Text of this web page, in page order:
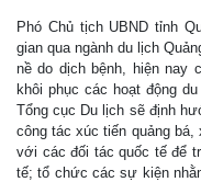
Phó Chủ tịch UBND tỉnh
gian qua ngành du lịch
nề do dịch bệnh, hiện nay
khôi phục các hoạt động
Tổng cục Du lịch sẽ định
công tác xúc tiến quảng
với các đối tác quốc tế để
tế; tổ chức các sự kiện